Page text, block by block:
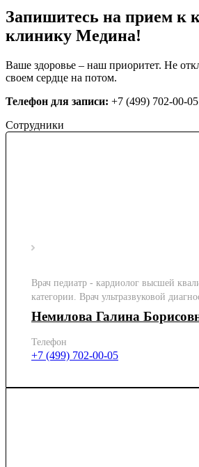
Запишитесь на прием к
клинику Медина!
Ваше здоровье – наш приоритет. Не
своем сердце на потом.
Телефон для записи: +7 (499) 702-00-05
Сотрудники
Врач педиатр - кардиолог высшей
категории. Врач ультразвуковой
Немилова Галина
Телефон
+7 (499) 702-00-05